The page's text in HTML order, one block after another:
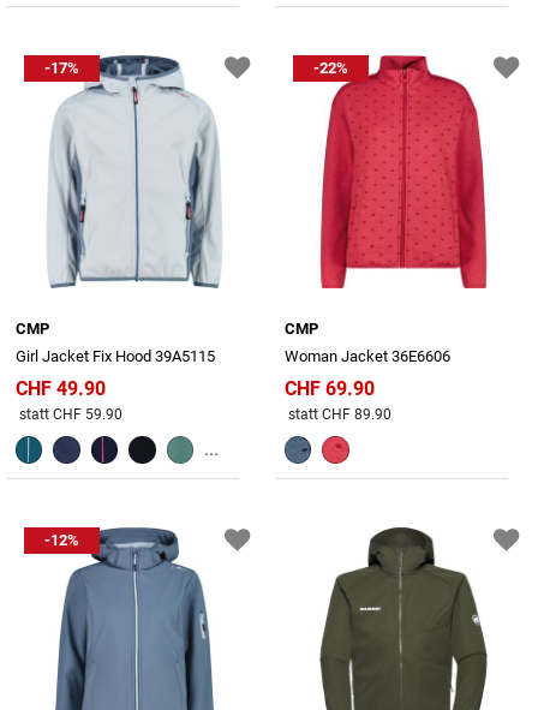
-17%
CMP
Girl Jacket Fix Hood 39A5115
CHF 49.90
Preis reduziert von
statt CHF 59.90
...
-22%
CMP
Woman Jacket 36E6606
CHF 69.90
Preis reduziert von
statt CHF 89.90
-12%